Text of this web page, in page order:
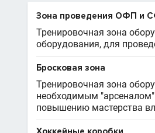
Зона проведения ОФП и
Тренировочная зона
оборудования, для
Бросковая зона
Тренировочная зона
необходимым
повышению мастерства